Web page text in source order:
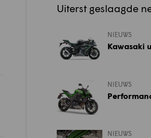
Uiterst geslaagde
NIEUWS
Kawasaki
NIEUWS
NIEUWS